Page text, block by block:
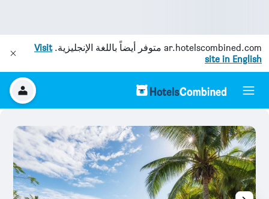
ar.hotelscombined.com متوفر أيضاً باللغة الإنجليزية.Visit
site in English